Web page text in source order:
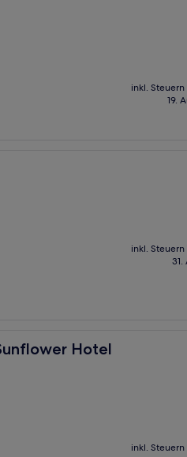
inkl.
19.
inkl.
31.
Hotel
inkl.